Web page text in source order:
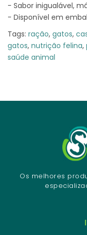
- Sabor inigualável,
- Disponível em
Tags: ração, gatos,
gatos, nutrição felina,
saúde animal
Os melhores